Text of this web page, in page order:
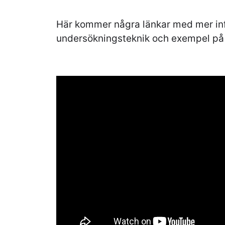
Här kommer några länkar med mer
undersökningsteknik och exempel